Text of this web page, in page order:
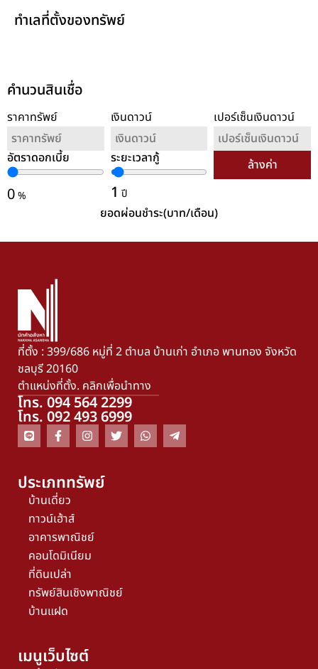
ทำเลที่ตั้งของทรัพย์
คำนวนสินเชื่อ
ราคาทรัพย์ เงินดาวน์ เปอร์เซ็นเงินดาวน์
อัตราดอกเบี้ย
0%
ระยะเวลากู้
1 ปี
ล้างค่า
ยอดผ่อนชำระ(บาท/เดือน)
ที่ตั้ง : 399/686 หมู่ที่ 2 ตำบล บ้านเก่า อำเภอ พานทอง จังหวัด
ชลบุรี 20160
ตำแหน่งที่ตั้ง. คลิกเพื่อนำทาง
โทร. 094 564 2299
โทร. 092 493 6999
ประเภททรัพย์
บ้านเดี่ยว
ทาวน์เฮ้าส์
อาคารพาณิชย์
คอนโดมิเนียม
ที่ดินเปล่า
ทรัพย์สินเชิงพาณิชย์
บ้านแฝด
เมนูเว็บไซต์